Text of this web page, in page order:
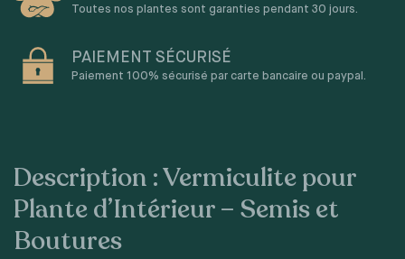
Toutes nos plantes sont garanties pendant 30 jours.
PAIEMENT SÉCURISÉ
Paiement 100% sécurisé par carte bancaire ou paypal.
Description : Vermiculite pour
Plante d’Intérieur – Semis et
Boutures